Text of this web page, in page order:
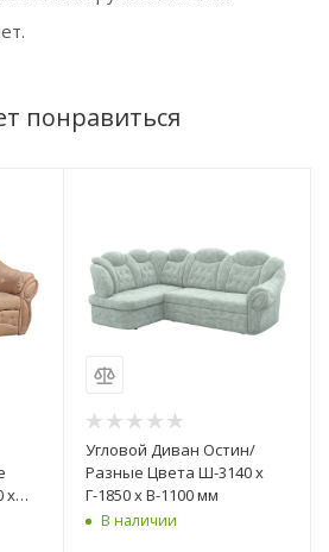
понравиться
х
Угловой Диван Остин/
Разные Цвета Ш-3140 х
Г-1850 х В-1100 мм
В наличии